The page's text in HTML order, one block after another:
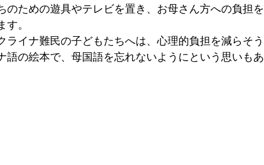
のための遊具やテレビを置き、お母さん方への負担を
。
イナ難民の子どもたちへは、心理的負担を減らそう
語の絵本で、母国語を忘れないようにという思いもあ